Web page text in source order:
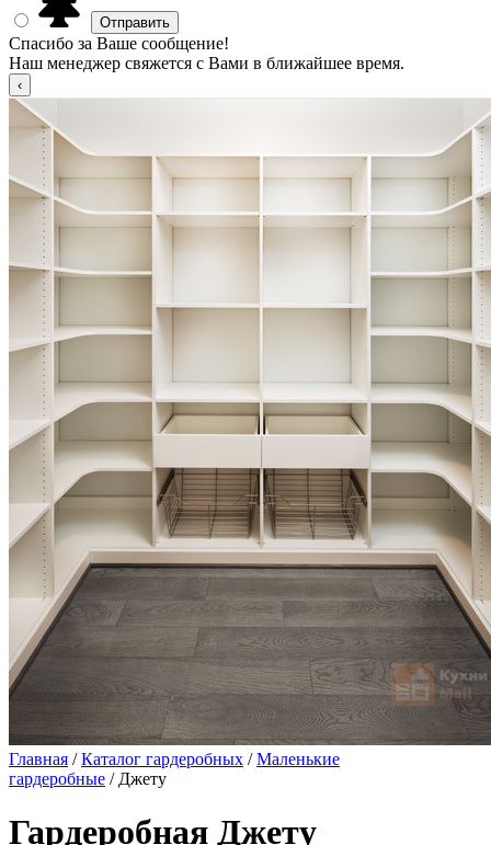
Спасибо за Ваше сообщение!
Наш менеджер свяжется с Вами в ближайшее время.
Главная /Каталог гардеробных /Маленькие
гардеробные / Джету
Гардеробная Джету